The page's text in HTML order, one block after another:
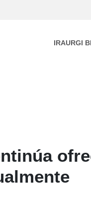
IRAURGI